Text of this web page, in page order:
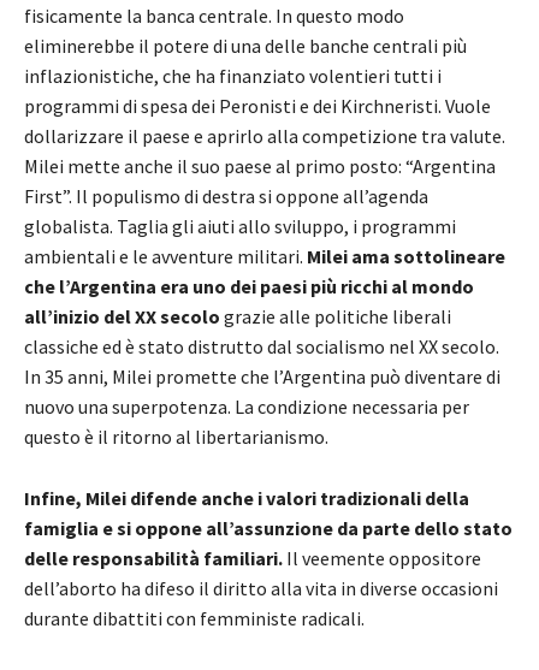
fisicamente la banca centrale. In questo modo
eliminerebbe il potere di una delle banche centrali più
inflazionistiche, che ha finanziato volentieri tutti i
programmi di spesa dei Peronisti e dei Kirchneristi. Vuole
dollarizzare il paese e aprirlo alla competizione tra valute.
Milei mette anche il suo paese al primo posto: “Argentina
First”. Il populismo di destra si oppone all’agenda
globalista. Taglia gli aiuti allo sviluppo, i programmi
ambientali e le avventure militari. Milei ama sottolineare
che l’Argentina era uno dei paesi più ricchi al mondo
all’inizio del XX secolo grazie alle politiche liberali
classiche ed è stato distrutto dal socialismo nel XX secolo.
In 35 anni, Milei promette che l’Argentina può diventare di
nuovo una superpotenza. La condizione necessaria per
questo è il ritorno al libertarianismo.
Infine, Milei difende anche i valori tradizionali della
famiglia e si oppone all’assunzione da parte dello stato
delle responsabilità familiari. Il veemente oppositore
dell’aborto ha difeso il diritto alla vita in diverse occasioni
durante dibattiti con femministe radicali.